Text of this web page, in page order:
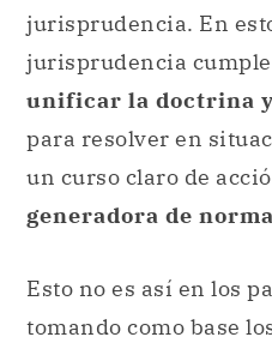
jurisprudencia. En
jurisprudencia
unificar la doctrina
para resolver en
un curso claro de
generadora de
Esto no es así en los
tomando como base